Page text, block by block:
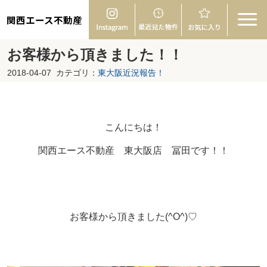
関西エース不動産
お客様から頂きました！！
2018-04-07 カテゴリ： 東大阪近況報告！
こんにちは！
関西エース不動産 東大阪店 冨田です！！
お客様から頂きました(^O^)♡